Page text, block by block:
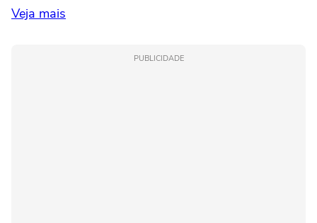
Veja mais
PUBLICIDADE